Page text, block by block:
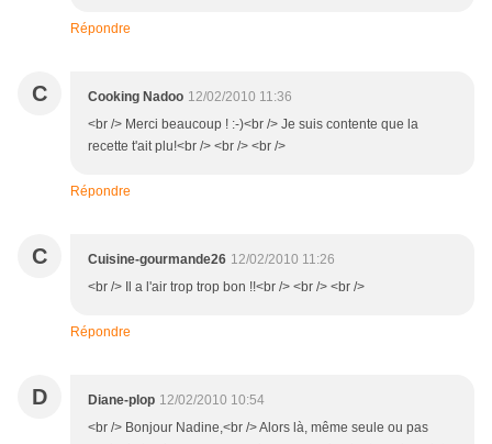
Répondre
C Cooking Nadoo 12/02/2010 11:36
<br /> Merci beaucoup ! :-)<br /> Je suis contente que la
recette t'ait plu!<br /> <br /> <br />
Répondre
C Cuisine-gourmande26 12/02/2010 11:26
<br /> Il a l'air trop trop bon !!<br /> <br /> <br />
Répondre
D Diane-plop 12/02/2010 10:54
<br /> Bonjour Nadine,<br /> Alors là, même seule ou pas